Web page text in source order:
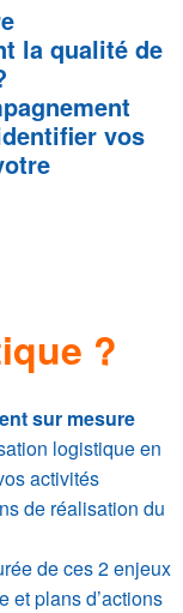
la qualité de
vos
?
sur mesure
logistique en
activités
de réalisation du
de ces 2 enjeux
et plans d’actions